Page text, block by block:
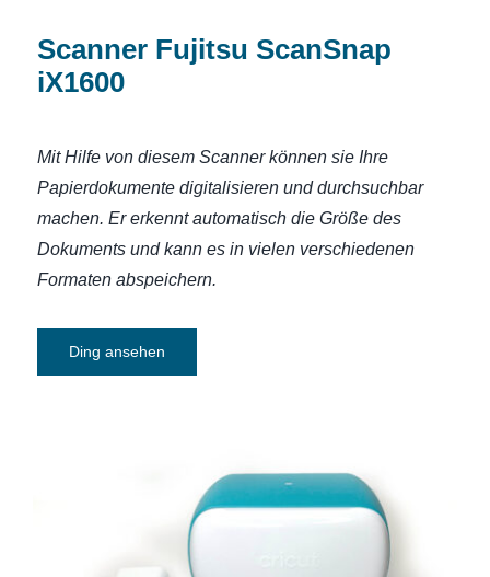
Scanner Fujitsu ScanSnap
iX1600
Mit Hilfe von diesem Scanner können sie Ihre
Papierdokumente digitalisieren und durchsuchbar
machen.Er erkennt automatisch die Größe des
Dokuments und kannes in vielen verschiedenen
Formaten abspeichern.
Ding ansehen